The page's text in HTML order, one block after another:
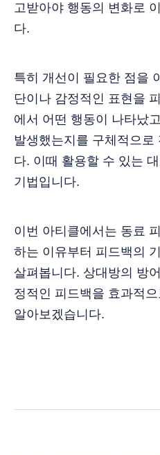
고받아야 행동의 변화로
다.
특히 개선이 필요한 점을
단이나 감정적인 표현을
에서 어떤 행동이 나타났
발생했는지를 구체적으로
다. 이때 활용할 수 있는
기법입니다.
이번 아티클에서는 동료
하는 이유부터 피드백의
살펴봅니다. 상대방의 방
정적인 피드백을 효과적
알아보겠습니다.